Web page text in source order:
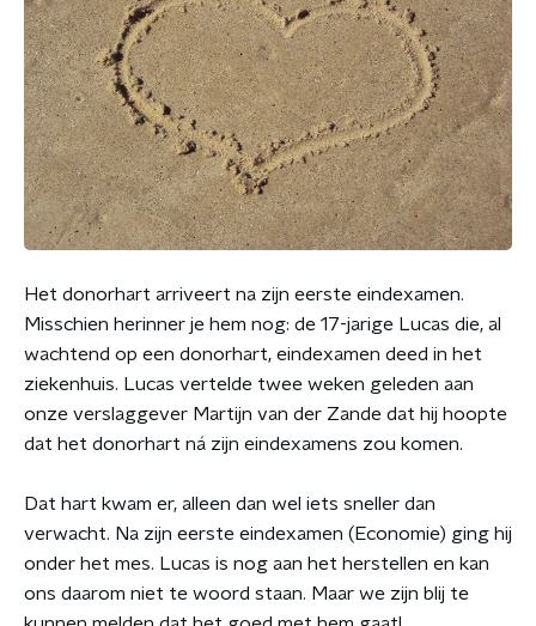
Het donorhart arriveert na zijn eerste eindexamen.
Misschien herinner je hem nog: de 17-jarige Lucas die, al
wachtend op een donorhart, eindexamen deed in het
ziekenhuis. Lucas vertelde twee weken geleden aan
onze verslaggever Martijn van der Zande dat hij hoopte
dat het donorhart ná zijn eindexamens zou komen.
Dat hart kwam er, alleen dan wel iets sneller dan
verwacht. Na zijn eerste eindexamen (Economie) ging hij
onder het mes. Lucas is nog aan het herstellen en kan
ons daarom niet te woord staan. Maar we zijn blij te